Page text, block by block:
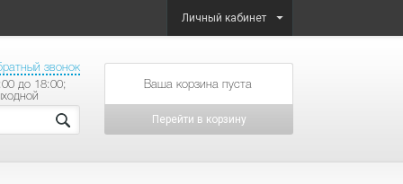
Личный кабинет
звонок
до 18:00;
товаров на сумму
Перейти в корзину